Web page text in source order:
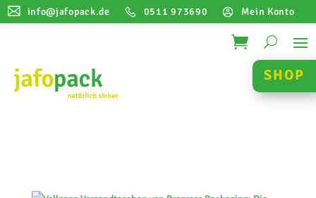
Mein Konto
0511 973690
info@jafopack.de
SHOP